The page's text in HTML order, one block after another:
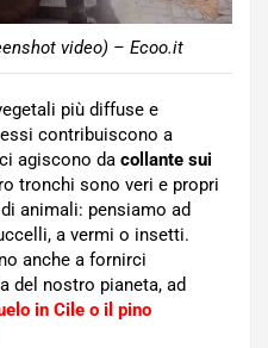
video) – Ecoo.it
più diffuse e
contribuiscono a
agiscono da collante sui
tronchi sono veri e propri
animali: pensiamo ad
a vermi o insetti.
anche a fornirci
del nostro pianeta, ad
in Cile o il pino